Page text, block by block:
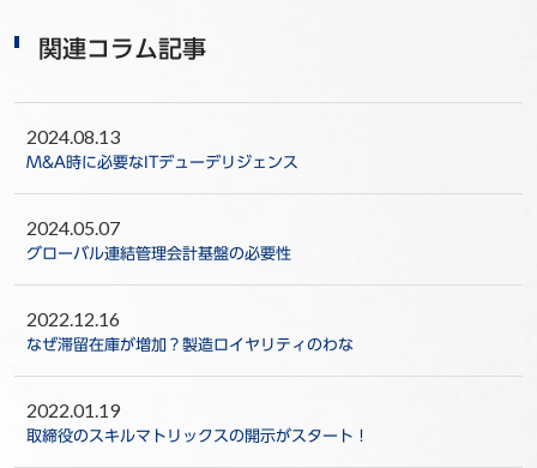
関連コラム記事
2024.08.13
M&A時に必要なITデューデリジェンス
2024.05.07
グローバル連結管理会計基盤の必要性
2022.12.16
なぜ滞留在庫が増加？製造ロイヤリティのわな
2022.01.19
取締役のスキルマトリックスの開示がスタート！